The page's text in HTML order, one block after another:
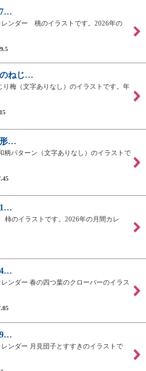
ンダー 桃のイラストです。2026年の
ねじ…
梅（文字ありなし）のイラストです。年
…
パターン（文字ありなし）のイラストで
のイラストです。2026年の月間カレ
4…
ンダー 春の四つ葉のクローバーのイラス
9…
ンダー 月見団子とすすきのイラストで